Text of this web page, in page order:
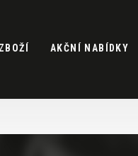
AKČNÍ NABÍDKY